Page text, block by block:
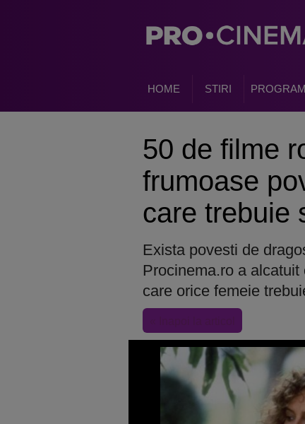
HOME STIRI
50 de filme
frumoase
care trebuie
Exista povesti de
Procinema.ro a
care orice femeie